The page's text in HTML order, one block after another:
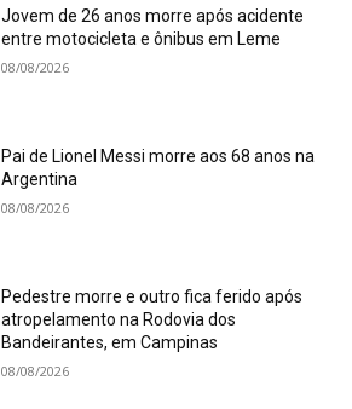
Jovem de 26 anos morre após acidente
entre motocicleta e ônibus em Leme
08/08/2026
Pai de Lionel Messi morre aos 68 anos na
Argentina
08/08/2026
Pedestre morre e outro fica ferido após
atropelamento na Rodovia dos
Bandeirantes, em Campinas
08/08/2026